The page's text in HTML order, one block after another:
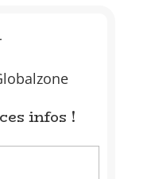
infos !